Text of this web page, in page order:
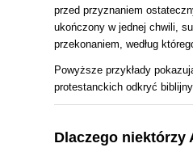
przed przyznaniem
ukończony w jednej chwili,
przekonaniem, według
Powyższe przykłady
protestanckich odkryć
Dlaczego